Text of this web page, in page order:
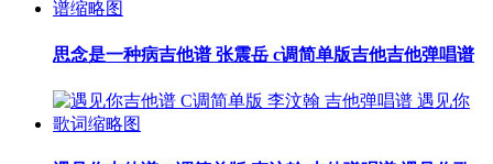
思念是一种病吉他谱 张震岳 c调简单版吉他吉他弹唱谱